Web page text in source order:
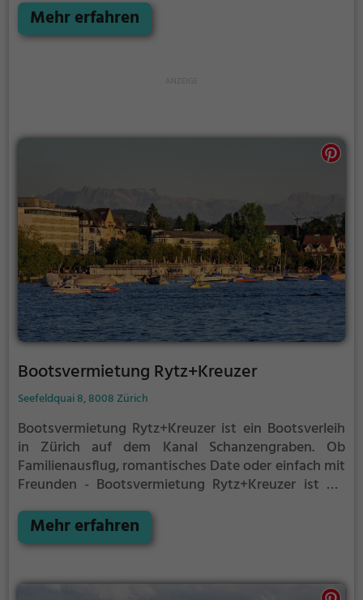
sowohl Naturfreunde als auch Sportbegeisterte und
echte Wasserratten auf ihre Kosten.
Mehr erfahren
Bootsvermietung Rytz+Kreuzer
Seefeldquai 8, 8008 Zürich
Bootsvermietung Rytz+Kreuzer ist ein Bootsverleih
in Zürich auf dem Kanal Schanzengraben. Ob
Familienausflug, romantisches Date oder einfach mit
Freunden - Bootsvermietung Rytz+Kreuzer ist die
Naturfreunde als auch Sportbegeisterte und echte
Wasserratten auf ihre Kosten.
Mehr erfahren